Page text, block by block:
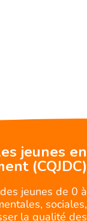
jeunes en
(CQJDC)
jeunes de 0 à
sociales,
la qualité des